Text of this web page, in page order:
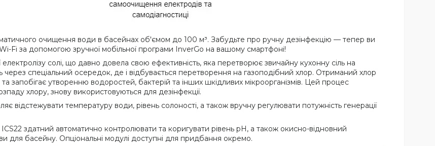
очищення води в басейнах об'ємом до 100 м³. Забудьте про ручну дезінфекцію — тепер ви
Fi за допомогою зручної мобільної програми InverGo на вашому смартфоні!
солі, що давно довела свою ефективність, яка перетворює звичайну кухонну сіль на
спеціальний осередок, де і відбувається перетворення на газоподібний хлор. Отриманий хлор
запобігає утворенню водоростей, бактерій та інших шкідливих мікроорганізмів. Цей процес
хлору, знову використовуються для дезінфекції.
температуру води, рівень солоності, а також вручну регулювати потужність генерації
здатний автоматично контролювати та коригувати рівень pH, а також окисно-відновний
для басейну. Опціональні модулі доступні для придбання окремо.